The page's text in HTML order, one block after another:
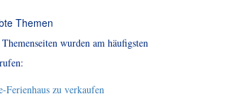
Themen
wurden am häufigsten
Ferienhaus zu verkaufen